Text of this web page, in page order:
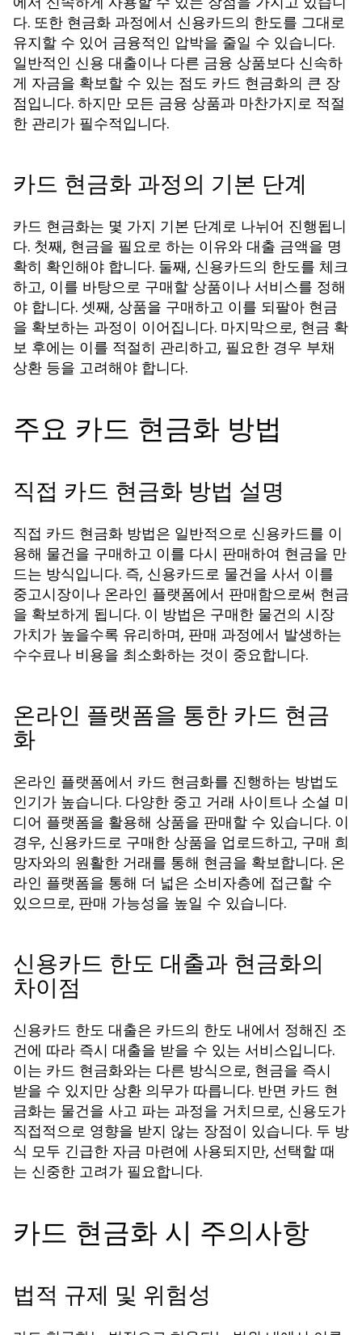
다. 또한 현금화 과정에서 신용카드의 한도를 그대로
유지할 수 있어 금융적인 압박을 줄일 수 있습니다.
일반적인 신용 대출이나 다른 금융 상품보다 신속하
게 자금을 확보할 수 있는 점도 카드 현금화의 큰 장
점입니다. 하지만 모든 금융 상품과 마찬가지로 적절
한 관리가 필수적입니다.
카드 현금화 과정의 기본 단계
카드 현금화는 몇 가지 기본 단계로 나뉘어 진행됩니
다. 첫째, 현금을 필요로 하는 이유와 대출 금액을 명
확히 확인해야 합니다. 둘째, 신용카드의 한도를 체크
하고, 이를 바탕으로 구매할 상품이나 서비스를 정해
야 합니다. 셋째, 상품을 구매하고 이를 되팔아 현금
을 확보하는 과정이 이어집니다. 마지막으로, 현금 확
보 후에는 이를 적절히 관리하고, 필요한 경우 부채
상환 등을 고려해야 합니다.
주요 카드 현금화 방법
직접 카드 현금화 방법 설명
직접 카드 현금화 방법은 일반적으로 신용카드를 이
용해 물건을 구매하고 이를 다시 판매하여 현금을 만
드는 방식입니다. 즉, 신용카드로 물건을 사서 이를
중고시장이나 온라인 플랫폼에서 판매함으로써 현금
을 확보하게 됩니다. 이 방법은 구매한 물건의 시장
가치가 높을수록 유리하며, 판매 과정에서 발생하는
수수료나 비용을 최소화하는 것이 중요합니다.
온라인 플랫폼을 통한 카드 현금
화
온라인 플랫폼에서 카드 현금화를 진행하는 방법도
인기가 높습니다. 다양한 중고 거래 사이트나 소셜 미
디어 플랫폼을 활용해 상품을 판매할 수 있습니다. 이
경우, 신용카드로 구매한 상품을 업로드하고, 구매 희
망자와의 원활한 거래를 통해 현금을 확보합니다. 온
라인 플랫폼을 통해 더 넓은 소비자층에 접근할 수
있으므로, 판매 가능성을 높일 수 있습니다.
신용카드 한도 대출과 현금화의
차이점
신용카드 한도 대출은 카드의 한도 내에서 정해진 조
건에 따라 즉시 대출을 받을 수 있는 서비스입니다.
이는 카드 현금화와는 다른 방식으로, 현금을 즉시
받을 수 있지만 상환 의무가 따릅니다. 반면 카드 현
금화는 물건을 사고 파는 과정을 거치므로, 신용도가
직접적으로 영향을 받지 않는 장점이 있습니다. 두 방
식 모두 긴급한 자금 마련에 사용되지만, 선택할 때
는 신중한 고려가 필요합니다.
카드 현금화 시 주의사항
법적 규제 및 위험성